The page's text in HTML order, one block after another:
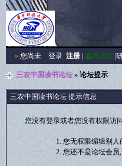
»您尚未 登录 注册| 返回主站|
三农中国读书论坛» 论坛提示
三农中国读书论坛 提示信息
您没有登录或者您没有权限访
您无权限编辑别人
您还不是论坛会员